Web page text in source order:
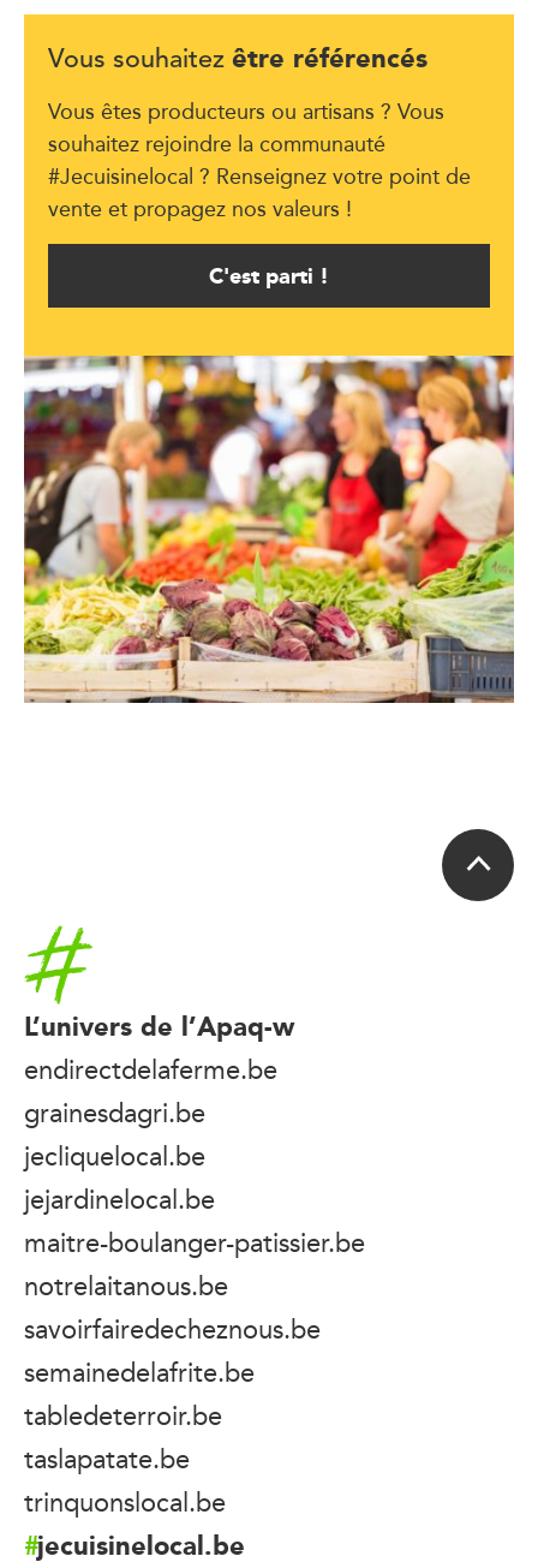
Vous souhaitez être référencés
Vous êtes producteurs ou artisans ? Vous
souhaitez rejoindre la communauté
#Jecuisinelocal ? Renseignez votre point de
vente et propagez nos valeurs !
C'est parti !
Accueil
L’univers de l’Apaq-w
endirectdelaferme.be
grainesdagri.be
jecliquelocal.be
jejardinelocal.be
maitre-boulanger-patissier.be
notrelaitanous.be
savoirfairedecheznous.be
semainedelafrite.be
tabledeterroir.be
taslapatate.be
trinquonslocal.be
jecuisinelocal.be